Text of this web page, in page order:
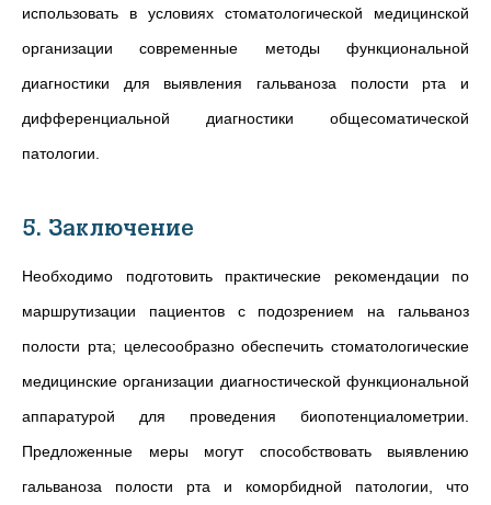
использовать в условиях стоматологической медицинской
организации современные методы функциональной
диагностики для выявления гальваноза полости рта и
дифференциальной диагностики общесоматической
патологии.
5. Заключение
Необходимо подготовить практические рекомендации по
маршрутизации пациентов с подозрением на гальваноз
полости рта; целесообразно обеспечить стоматологические
медицинские организации диагностической функциональной
аппаратурой для проведения биопотенциалометрии.
Предложенные меры могут способствовать выявлению
гальваноза полости рта и коморбидной патологии, что